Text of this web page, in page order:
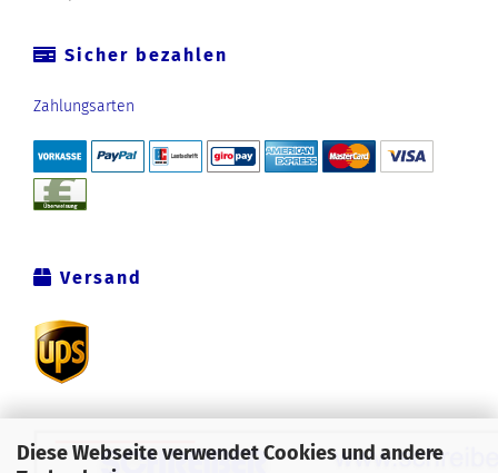
Diese Webseite verwendet Cookies und andere
Sicher bezahlen
Zahlungsarten
Versand